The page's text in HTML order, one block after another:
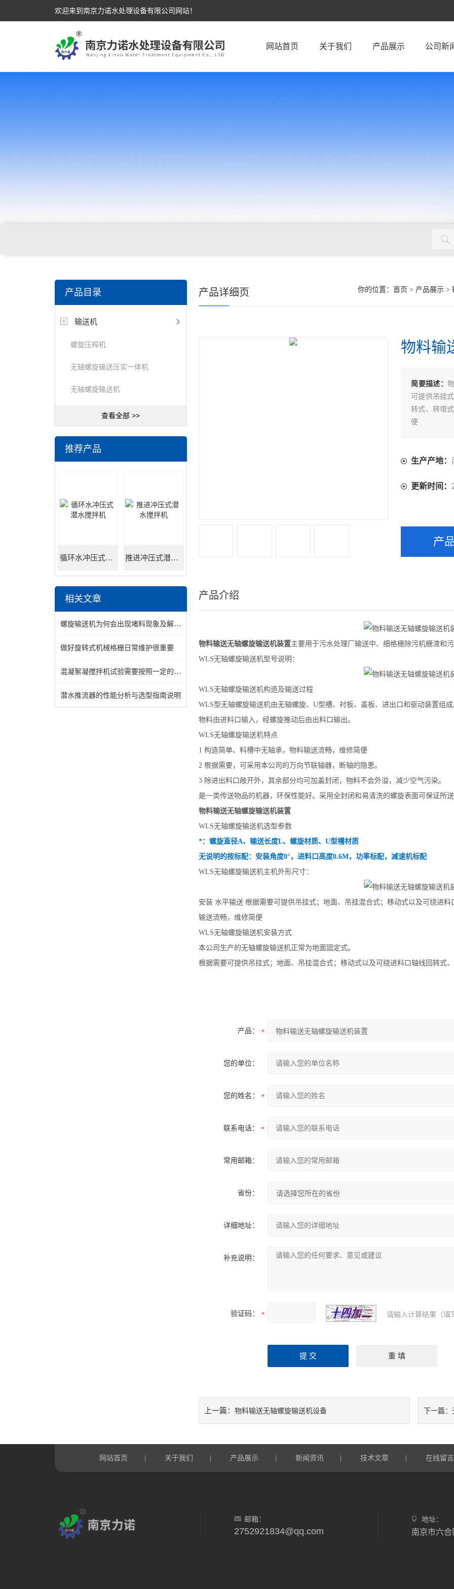
欢迎来到南京力诺水处理设备有限公司网站！
网站首页 关于我们 产品展示 公司新
器，刮/吸泥机等水处理设备
产品目录
输送机
螺旋压榨机
无轴螺旋输送压实一体机
无轴螺旋输送机
查看全部 >>
推荐产品
循环水冲压式潜水搅拌机 推进冲压式潜水搅拌机
相关文章
螺旋输送机为何会出现堵料现象及解决方法
做好旋转式机械格栅日常维护很重要
混凝絮凝搅拌机试验需要按照一定的步骤来进行
潜水推流器的性能分析与选型指南说明
你的位置： 首页 > 产品展示 >
产品详细页
物料输
简要描述：
可提供吊挂
转式、转塔
便
生产产地：
更新时间：
产
产品介绍
物料输送无轴螺旋输送机装置主要用于污水处理厂输送中、细格栅除污机栅渣和
WLS无轴螺旋输送机型号说明：
WLS无轴螺旋输送机构造及输送过程
WLS型无轴螺旋输送机由无轴螺旋、U型槽、衬板、盖板、进出口和驱动装置组成
物料由进料口输入，经螺旋推动后由出料口输出。
WLS无轴螺旋输送机特点
1 构造简单、料槽中无轴承，物料输送流畅，维修简便
2 根据需要，可采用本公司的万向节联轴器，断轴的隐患。
3 除进出料口敞开外，其余部分均可加盖封闭，物料不会外溢，减少空气污染。
是一类传送物品的机器，环保性能好。采用全封闭和易清洗的螺旋表面可保证所
物料输送无轴螺旋输送机装置
WLS无轴螺旋输送机选型参数
*：螺旋直径A、输送长度L、螺旋材质、U型槽材质
无说明的按标配：安装角度0°，进料口高度0.6M，功率标配，减速机标配
WLS无轴螺旋输送机主机外形尺寸：
安装 水平输送 根据需要可提供吊挂式；地面、吊挂混合式；移动式以及可绕进
输送流畅，维修简便
WLS无轴螺旋输送机安装方式
本公司生产的无轴螺旋输送机正常为地面固定式。
根据需要可提供吊挂式；地面、吊挂混合式；移动式以及可绕进料口轴线回转式
产品：
您的单位：
您的姓名：
联系电话：
常用邮箱：
省份：
详细地址：
补充说明：
验证码： 请输入计算结果（填
上一篇： 物料输送无轴螺旋输送机设备 下一篇：
网站首页 | 关于我们 | 产品展示 | 新闻资讯 | 技术文章 | 在线留言
邮箱：
2752921834@qq.com
地址：
南京市六